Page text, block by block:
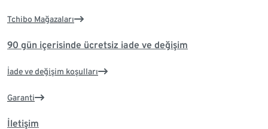
Tchibo Mağazaları
90 gün içerisinde ücretsiz iade ve değişim
İade ve değişim koşulları
Garanti
İletişim